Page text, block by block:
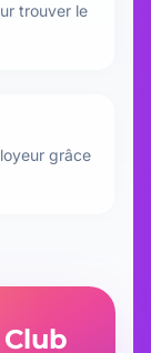
trouver le
grâce